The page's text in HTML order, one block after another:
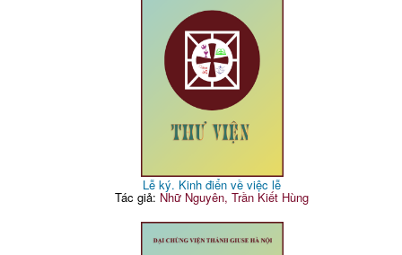
Lễ ký. Kinh điển về việc lễ
Tác giả: Nhữ Nguyên, Trần Kiết Hùng